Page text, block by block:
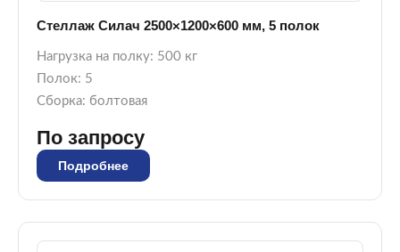
Стеллаж Силач 2500×1200×600 мм, 5 полок
Нагрузка на полку: 500 кг
Полок: 5
Сборка: болтовая
По запросу
Подробнее